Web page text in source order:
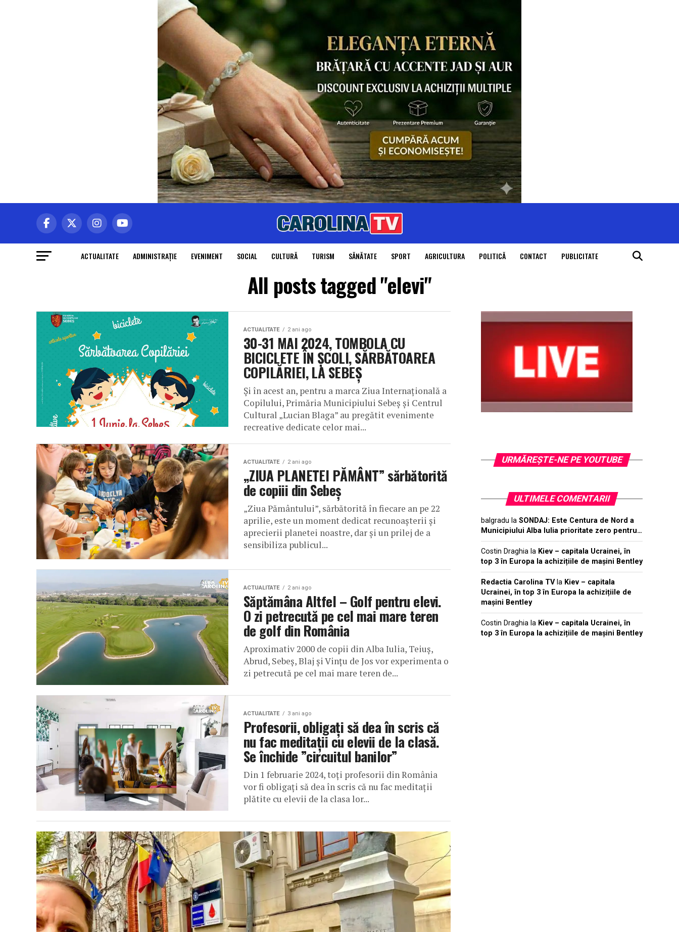
ACTUALITATE ADMINISTRAŢIE EVENIMENT SOCIAL CULTURĂ TURISM SĂNĂTATE SPORT AGRICULTURA POLITICĂ CONTACT PUBLICITATE
All posts tagged "elevi"
ACTUALITATE 2 ani ago
30-31 MAI 2024, TOMBOLA CU
BICICLETE ÎN ȘCOLI, SĂRBĂTOAREA
COPILĂRIEI, LA SEBEȘ
Și în acest an, pentru a marca Ziua Internațională a
Copilului, Primăria Municipiului Sebeș și Centrul
Cultural „Lucian Blaga” au pregătit evenimente
recreative dedicate celor mai...
ACTUALITATE 2 ani ago
„ZIUA PLANETEI PĂMÂNT” sărbătorită
de copiii din Sebeș
„Ziua Pământului”, sărbătorită în fiecare an pe 22
aprilie, este un moment dedicat recunoașterii și
aprecierii planetei noastre, dar și un prilej de a
sensibiliza publicul...
ACTUALITATE 2 ani ago
Săptămâna Altfel – Golf pentru elevi.
O zi petrecută pe cel mai mare teren
de golf din România
Aproximativ 2000 de copii din Alba Iulia, Teiuș,
Abrud, Sebeș, Blaj și Vințu de Jos vor experimenta o
zi petrecută pe cel mai mare teren de...
ACTUALITATE 3 ani ago
Profesorii, obligați să dea în scris că
nu fac meditații cu elevii de la clasă.
Se închide ”circuitul banilor”
Din 1 februarie 2024, toți profesorii din România
vor fi obligați să dea în scris că nu fac meditații
plătite cu elevii de la clasa lor...
URMĂREŞTE-NE PE YOUTUBE
ULTIMELE COMENTARII
balgradu la SONDAJ: Este Centura de Nord a
Municipiului Alba Iulia prioritate zero pentru…
Costin Draghia la Kiev – capitala Ucrainei, în
top 3 în Europa la achizițiile de mașini Bentley
Redactia Carolina TVla Kiev – capitala
Ucrainei, în top 3 în Europa la achizițiile de
mașini Bentley
Costin Draghia la Kiev – capitala Ucrainei, în
top 3 în Europa la achizițiile de mașini Bentley